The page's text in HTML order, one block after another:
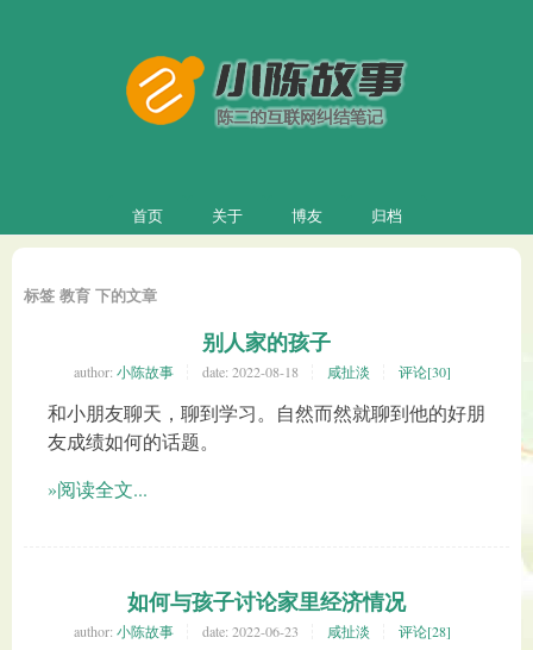
首页 关于 博友 归档
标签 教育 下的文章
别人家的孩子
author: 小陈故事 date: 2022-08-18 咸扯淡 评论[30]
和小朋友聊天，聊到学习。自然而然就聊到他的好朋
友成绩如何的话题。
»阅读全文...
如何与孩子讨论家里经济情况
author: 小陈故事 date: 2022-06-23 咸扯淡 评论[28]